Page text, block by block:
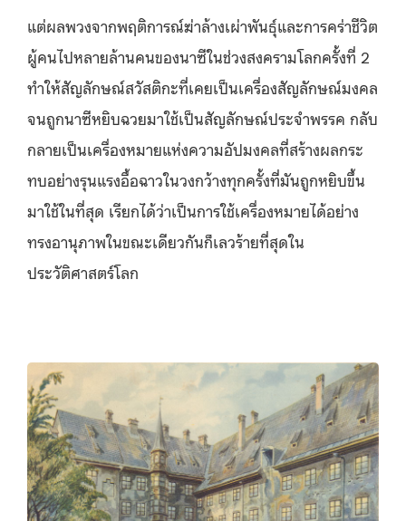
แต่ผลพวงจากพฤติการณ์ฆ่าล้างเผ่าพันธุ์และการคร่าชีวิต
ผู้คนไปหลายล้านคนของนาซีในช่วงสงครามโลกครั้งที่ 2
ทำให้สัญลักษณ์สวัสติกะที่เคยเป็นเครื่องสัญลักษณ์มงคล
จนถูกนาซีหยิบฉวยมาใช้เป็นสัญลักษณ์ประจำพรรค กลับ
กลายเป็นเครื่องหมายแห่งความอัปมงคลที่สร้างผลกระ
ทบอย่างรุนแรงอื้อฉาวในวงกว้างทุกครั้งที่มันถูกหยิบขึ้น
มาใช้ในที่สุด เรียกได้ว่าเป็นการใช้เครื่องหมายได้อย่าง
ทรงอานุภาพในขณะเดียวกันก็เลวร้ายที่สุดใน
ประวัติศาสตร์โลก